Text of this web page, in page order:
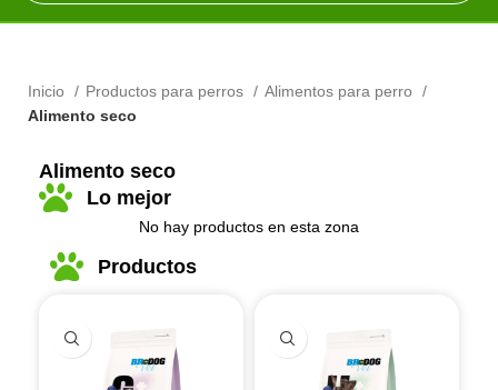
Inicio Productos para perros
Alimentos para perro
Alimento seco
Alimento seco
Lo mejor
No hay productos en esta zona
Productos